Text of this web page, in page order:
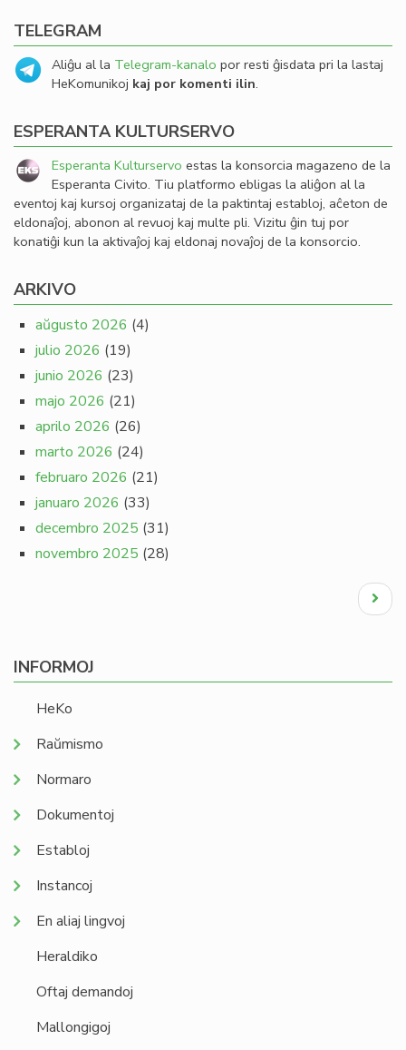
TELEGRAM
Aliĝu al la Telegram-kanalo por resti ĝisdata pri la lastaj
HeKomunikoj kaj por komenti ilin.
ESPERANTA KULTURSERVO
Esperanta Kulturservo estas la konsorcia magazeno de la
Esperanta Civito. Tiu platformo ebligas la aliĝon al la
eventoj kaj kursoj organizataj de la paktintaj establoj, aĉeton de
eldonaĵoj, abonon al revuoj kaj multe pli. Vizitu ĝin tuj por
konatiĝi kun la aktivaĵoj kaj eldonaj novaĵoj de la konsorcio.
ARKIVO
aŭgusto 2026 (4)
julio 2026 (19)
junio 2026 (23)
majo 2026 (21)
aprilo 2026 (26)
marto 2026 (24)
februaro 2026 (21)
januaro 2026 (33)
decembro 2025 (31)
novembro 2025 (28)
Next
page
INFORMOJ
HeKo
Raŭmismo
Normaro
Dokumentoj
Establoj
Instancoj
En aliaj lingvoj
Heraldiko
Oftaj demandoj
Mallongigoj